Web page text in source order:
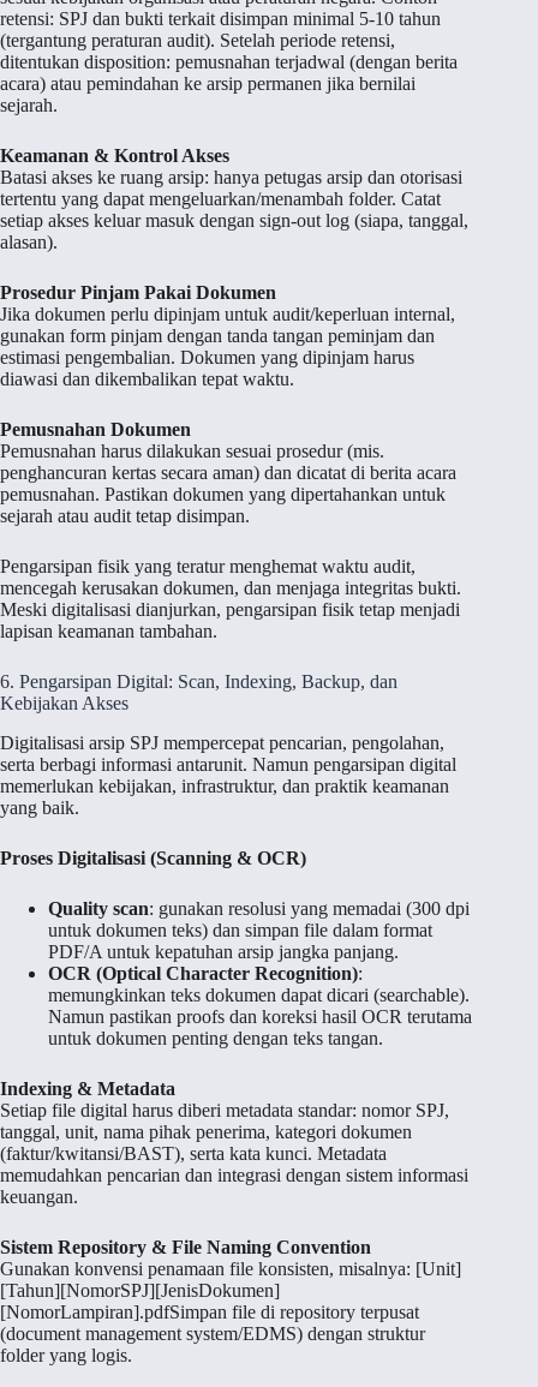
retensi: SPJ dan bukti terkait disimpan minimal 5-10 tahun
(tergantung peraturan audit). Setelah periode retensi,
ditentukan disposition: pemusnahan terjadwal (dengan berita
acara) atau pemindahan ke arsip permanen jika bernilai
sejarah.
Keamanan & Kontrol Akses
Batasi akses ke ruang arsip: hanya petugas arsip dan otorisasi
tertentu yang dapat mengeluarkan/menambah folder. Catat
setiap akses keluar masuk dengan sign-out log (siapa, tanggal,
alasan).
Prosedur Pinjam Pakai Dokumen
Jika dokumen perlu dipinjam untuk audit/keperluan internal,
gunakan form pinjam dengan tanda tangan peminjam dan
estimasi pengembalian. Dokumen yang dipinjam harus
diawasi dan dikembalikan tepat waktu.
Pemusnahan Dokumen
Pemusnahan harus dilakukan sesuai prosedur (mis.
penghancuran kertas secara aman) dan dicatat di berita acara
pemusnahan. Pastikan dokumen yang dipertahankan untuk
sejarah atau audit tetap disimpan.
Pengarsipan fisik yang teratur menghemat waktu audit,
mencegah kerusakan dokumen, dan menjaga integritas bukti.
Meski digitalisasi dianjurkan, pengarsipan fisik tetap menjadi
lapisan keamanan tambahan.
6. Pengarsipan Digital: Scan, Indexing, Backup, dan
Kebijakan Akses
Digitalisasi arsip SPJ mempercepat pencarian, pengolahan,
serta berbagi informasi antarunit. Namun pengarsipan digital
memerlukan kebijakan, infrastruktur, dan praktik keamanan
yang baik.
Proses Digitalisasi (Scanning & OCR)
Quality scan: gunakan resolusi yang memadai (300 dpi
untuk dokumen teks) dan simpan file dalam format
PDF/A untuk kepatuhan arsip jangka panjang.
OCR (Optical Character Recognition):
memungkinkan teks dokumen dapat dicari (searchable).
Namun pastikan proofs dan koreksi hasil OCR terutama
untuk dokumen penting dengan teks tangan.
Indexing & Metadata
Setiap file digital harus diberi metadata standar: nomor SPJ,
tanggal, unit, nama pihak penerima, kategori dokumen
(faktur/kwitansi/BAST), serta kata kunci. Metadata
memudahkan pencarian dan integrasi dengan sistem informasi
keuangan.
Sistem Repository & File Naming Convention
Gunakan konvensi penamaan file konsisten, misalnya: [Unit]
[Tahun][NomorSPJ][JenisDokumen]
[NomorLampiran].pdfSimpan file di repository terpusat
(document management system/EDMS) dengan struktur
folder yang logis.